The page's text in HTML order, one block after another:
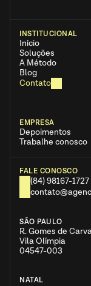
INSTITUCIONAL
Início
Soluções
A Método
Blog
Contato
EMPRESA
Depoimentos
Trabalhe conosco
FALE CONOSCO
(84) 98167-1727
SÃO PAULO
R. Gomes de
Vila Olímpia
04547-003
NATAL